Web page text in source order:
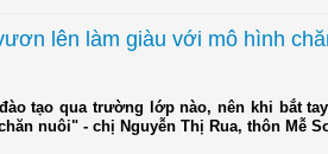
lên làm giàu với mô hình
tạo qua trường lớp nào, nên khi bắt
nuôi" - chị Nguyễn Thị Rua, thôn Mễ